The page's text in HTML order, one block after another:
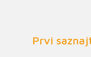
Prvi